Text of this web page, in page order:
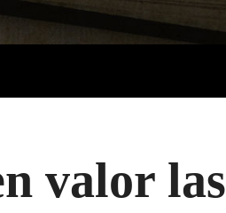
valor las